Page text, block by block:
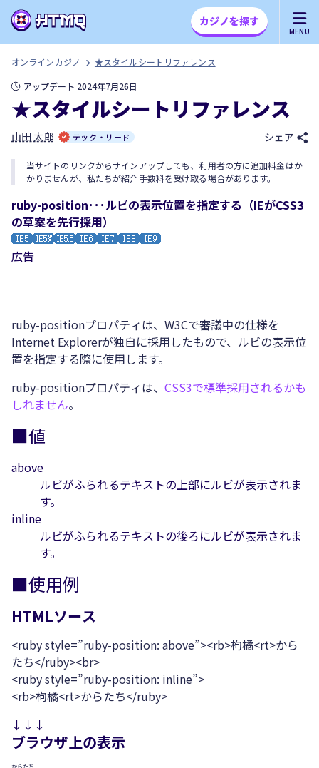
MENU
カジノを探す
オンラインカジノ
★スタイルシートリファレンス
アップデート 2024年7月26日
★スタイルシートリファレンス
山田 太郎 テック・リード シェア
当サイトのリンクからサインアップしても、利用者の方に追加料金はか
かりませんが、私たちが紹介手数料を受け取る場合があります。
ruby-position･･･ルビの表示位置を指定する（IEがCSS3
の草案を先行採用）
広告
ruby-positionプロパティは、W3Cで審議中の仕様を
Internet Explorerが独自に採用したもので、ルビの表示位
置を指定する際に使用します。
ruby-positionプロパティは、 CSS3で標準採用されるかも
しれません。
■値
above
ルビがふられるテキストの上部にルビが表示されま
す。
inline
ルビがふられるテキストの後ろにルビが表示されま
す。
■使用例
HTMLソース
<ruby style=”ruby-position: above”><rb>枸橘<rt>から
たち</ruby><br>
<ruby style=”ruby-position: inline”>
<rb>枸橘<rt>からたち</ruby>
↓↓↓
ブラウザ上の表示
からたち